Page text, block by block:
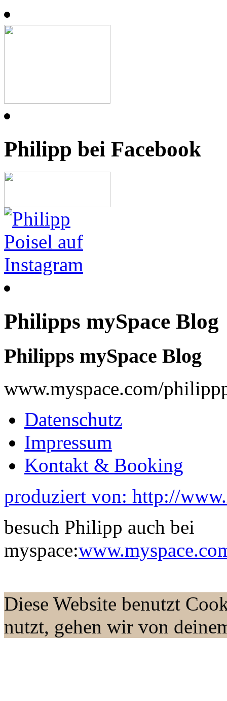
Philipp bei Facebook
Philipps mySpace Blog
Philipps mySpace Blog
www.myspace.com/
Datenschutz
Impressum
Kontakt & Booking
produziert von: http://
besuch Philipp auch bei
myspace:
Diese Website benutzt
nutzt, gehen wir von